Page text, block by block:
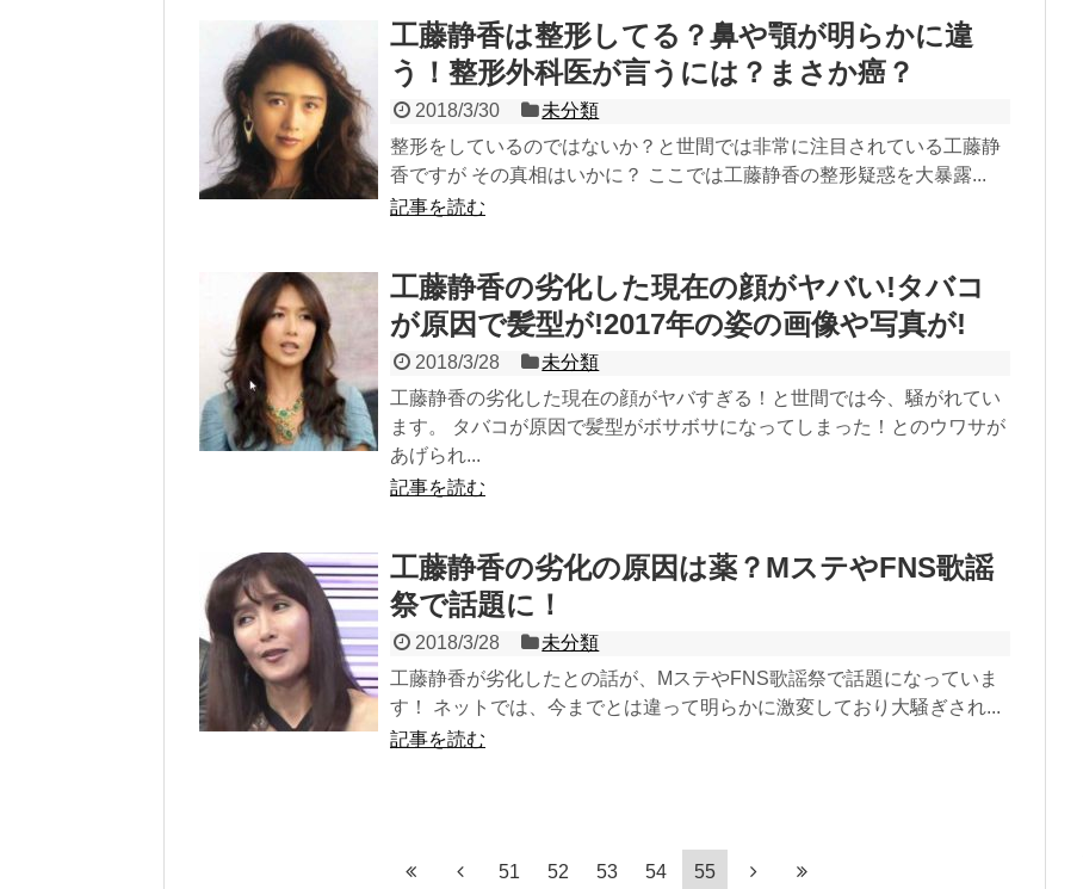
工藤静香は整形してる？鼻や顎が明らかに違
う！整形外科医が言うには？まさか癌？
2018/3/30
未分類
整形をしているのではないか？と世間では非常に注目されている工藤静
香ですが その真相はいかに？ ここでは工藤静香の整形疑惑を大暴露...
記事を読む
工藤静香の劣化した現在の顔がヤバい!タバコ
が原因で髪型が!2017年の姿の画像や写真が!
2018/3/28
未分類
工藤静香の劣化した現在の顔がヤバすぎる！と世間では今、騒がれてい
ます。 タバコが原因で髪型がボサボサになってしまった！とのウワサが
あげられ...
記事を読む
工藤静香の劣化の原因は薬？MステやFNS歌謡
祭で話題に！
2018/3/28
未分類
工藤静香が劣化したとの話が、MステやFNS歌謡祭で話題になっていま
す！ ネットでは、今までとは違って明らかに激変しており大騒ぎされ...
記事を読む
51 52 53 54 55